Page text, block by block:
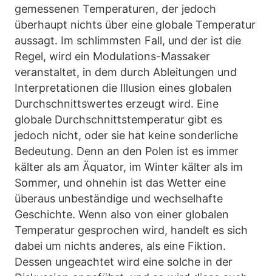
gemessenen Temperaturen, der jedoch
überhaupt nichts über eine globale Temperatur
aussagt. Im schlimmsten Fall, und der ist die
Regel, wird ein Modulations-Massaker
veranstaltet, in dem durch Ableitungen und
Interpretationen die Illusion eines globalen
Durchschnittswertes erzeugt wird. Eine
globale Durchschnittstemperatur gibt es
jedoch nicht, oder sie hat keine sonderliche
Bedeutung. Denn an den Polen ist es immer
kälter als am Äquator, im Winter kälter als im
Sommer, und ohnehin ist das Wetter eine
überaus unbeständige und wechselhafte
Geschichte. Wenn also von einer globalen
Temperatur gesprochen wird, handelt es sich
dabei um nichts anderes, als eine Fiktion.
Dessen ungeachtet wird eine solche in der